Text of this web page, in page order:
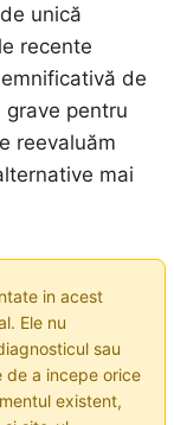
unică
recente
de
pentru
reevaluăm
mai
in acest
Ele nu
sau
de a incepe orice
existent,